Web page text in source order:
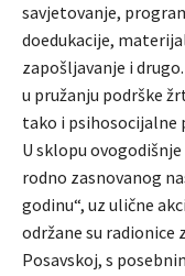
savjetovanje,
doedukacije,
zapošljavanje i
u pružanju podrške
tako i psihosocijalne
U sklopu
rodno zasnovanog
godinu“, uz ulične
održane su radionice
Posavskoj, s